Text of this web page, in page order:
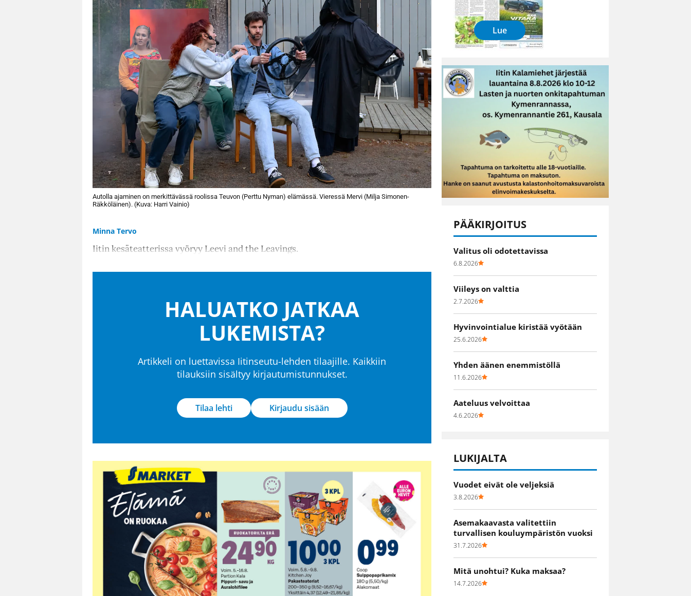
Autolla ajaminen on merkittävässä roolissa Teuvon (Perttu Nyman) elämässä. Vieressä Mervi (Milja Simonen-
Räkköläinen). (Kuva: Harri Vainio)
Minna Tervo
Iitin kesäteatterissa vyöryy Leevi and the Leavings.
HALUATKO JATKAA
LUKEMISTA?
Artikkeli on luettavissa Iitinseutu-lehden tilaajille. Kaikkiin
tilauksiin sisältyy kirjautumistunnukset.
Tilaa lehti Kirjaudu sisään
Lue
PÄÄKIRJOITUS
Valitus oli odotettavissa
6.8.2026
Viileys on valttia
2.7.2026
Hyvinvointialue kiristää vyötään
25.6.2026
Yhden äänen enemmistöllä
11.6.2026
Aateluus velvoittaa
4.6.2026
LUKIJALTA
Vuodet eivät ole veljeksiä
3.8.2026
Asemakaavasta valitettiin
turvallisen kouluympäristön vuoksi
31.7.2026
Mitä unohtui? Kuka maksaa?
14.7.2026